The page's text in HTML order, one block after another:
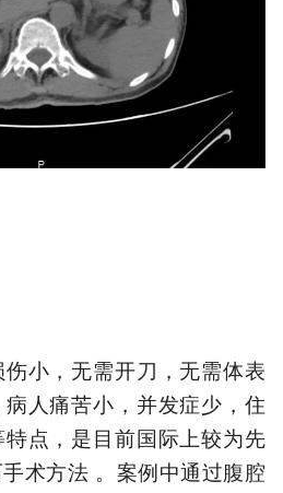
小， 无需开刀， 无需体表
人痛苦小，并发症少，住
点，是目前国际 上较为先
术方法 。案例中通过腹腔